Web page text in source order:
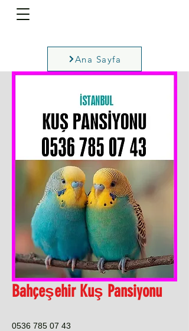
Ana Sayfa
Bahçeşehir Kuş Pansiyonu
0536 785 07 43